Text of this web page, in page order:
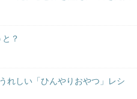
？
れしい「ひんやりおやつ」レシ